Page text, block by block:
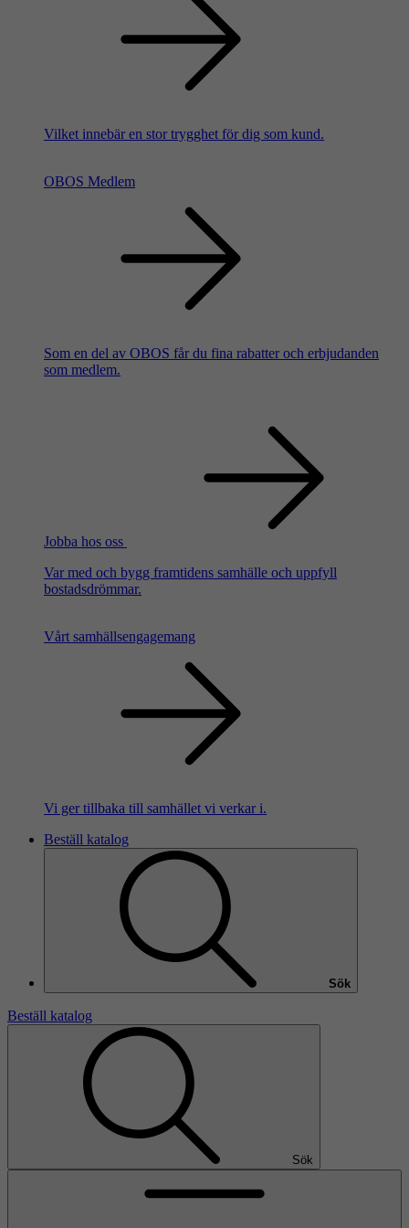
Vilket innebär en stor trygghet för dig som kund.
OBOS Medlem
Som en del av OBOS får du fina rabatter och erbjudanden
som medlem.
Jobba hos oss
Var med och bygg framtidens samhälle och uppfyll
bostadsdrömmar.
Vårt samhällsengagemang
Vi ger tillbaka till samhället vi verkar i.
Beställ katalog
Sök
Beställ katalog
Sök